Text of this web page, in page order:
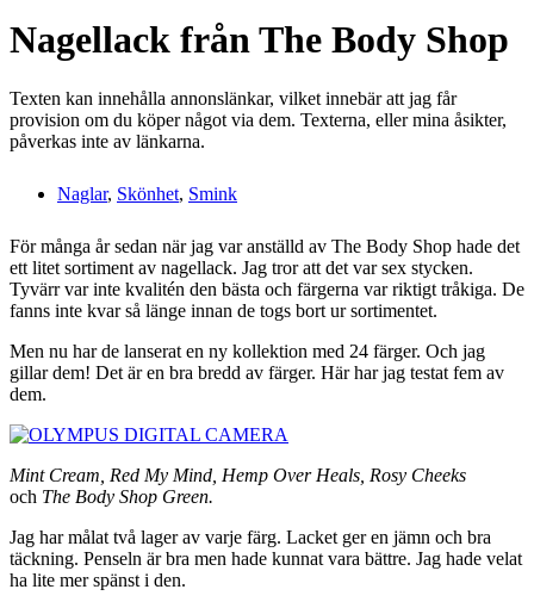
Nagellack från The Body Shop
Texten kan innehålla annonslänkar, vilket innebär att jag får
provision om du köper något via dem. Texterna, eller mina åsikter,
påverkas inte av länkarna.
Naglar, Skönhet, Smink
För många år sedan när jag var anställd av The Body Shop hade det
ett litet sortiment av nagellack. Jag tror att det var sex stycken.
Tyvärr var inte kvalitén den bästa och färgerna var riktigt tråkiga. De
fanns inte kvar så länge innan de togs bort ur sortimentet.
Men nu har de lanserat en ny kollektion med 24 färger. Och jag
gillar dem! Det är en bra bredd av färger. Här har jag testat fem av
dem.
Mint Cream, Red My Mind, Hemp Over Heals, Rosy Cheeks
och The Body Shop Green.
Jag har målat två lager av varje färg. Lacket ger en jämn och bra
täckning. Penseln är bra men hade kunnat vara bättre. Jag hade velat
ha lite mer spänst i den.